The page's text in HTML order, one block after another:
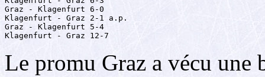
Graz - Klagenfurt 6-0
Klagenfurt - Graz 2-1 a.p.
Graz - Klagenfurt 5-4
Klagenfurt - Graz 12-7
Le promu Graz a vécu une